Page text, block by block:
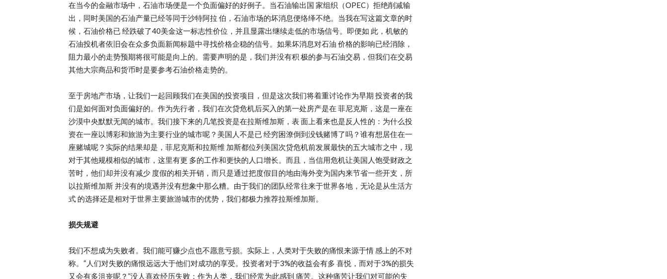
在当今的金融市场中，石油市场便是一个负面偏好的好例子。当石油输出国 家组织（OPEC）拒绝削减输
出，同时美国的石油产量已经等同于沙特阿拉 伯，石油市场的坏消息便络绎不绝。当我在写这篇文章的时
候，石油价格已 经跌破了40美金这一标志性价位，并且显露出继续走低的市场信号。即便如 此，机敏的
石油投机者依旧会在众多负面新闻标题中寻找价格企稳的信号。如果坏消息对石油 价格的影响已经消除，
阻力最小的走势预期将很可能是向上的。需要声明的是，我们并没有积 极的参与石油交易，但我们在交易
其他大宗商品和货币时是要参考石油价格走势的。
至于房地产市场，让我们一起回顾我们在美国的投资项目，但是这次我们将着重讨论作为早期 投资者的我
们是如何面对负面偏好的。作为先行者，我们在次贷危机后买入的第一处房产是在 菲尼克斯，这是一座在
沙漠中央默默无闻的城市。我们接下来的几笔投资是在拉斯维加斯，表 面上看来也是反人性的：为什么投
资在一座以博彩和旅游为主要行业的城市呢？美国人不是已 经穷困潦倒到没钱赌博了吗？谁有想居住在一
座赌城呢？实际的结果却是，菲尼克斯和拉斯维 加斯都位列美国次贷危机前发展最快的五大城市之中，现
对于其他规模相似的城市，这里有更 多的工作和更快的人口增长。而且，当信用危机让美国人饱受财政之
苦时，他们却并没有减少 度假的相关开销，而只是通过把度假目的地由海外变为国内来节省一些开支，所
以拉斯维加斯 并没有的境遇并没有想象中那么糟。由于我们的团队经常往来于世界各地，无论是从生活方
式 的选择还是相对于世界主要旅游城市的优势，我们都极力推荐拉斯维加斯。
损失规避
我们不想成为失败者。我们能可赚少点也不愿意亏损。实际上，人类对于失败的痛恨来源于情 感上的不对
称。“人们对失败的痛恨远远大于他们对成功的享受。投资者对于3%的收益会有多 喜悦，而对于3%的损失
又会有多沮丧呢？”没人喜欢经历失败；作为人类，我们经常为此感到 痛苦。这种痛苦让我们对可能的失